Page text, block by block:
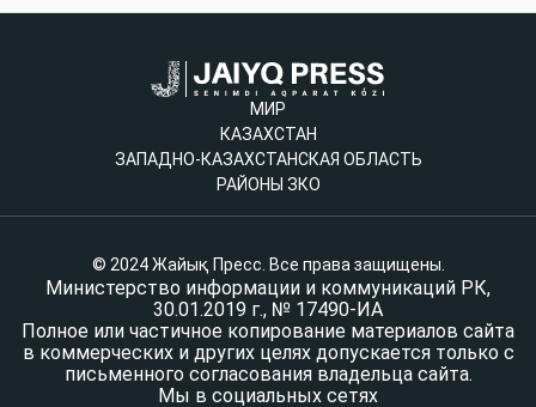
МИР
КАЗАХСТАН
ЗАПАДНО-КАЗАХСТАНСКАЯ ОБЛАСТЬ
РАЙОНЫ ЗКО
© 2024 Жайық Пресс. Все права защищены.
Министерство информации и коммуникаций РК,
30.01.2019 г., № 17490-ИА
Полное или частичное копирование материалов сайта
в коммерческих и других целях допускается только с
письменного согласования владельца сайта.
Мы в социальных сетях